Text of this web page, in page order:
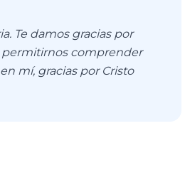
Te damos gracias por
permitirnos comprender
mí, gracias por Cristo